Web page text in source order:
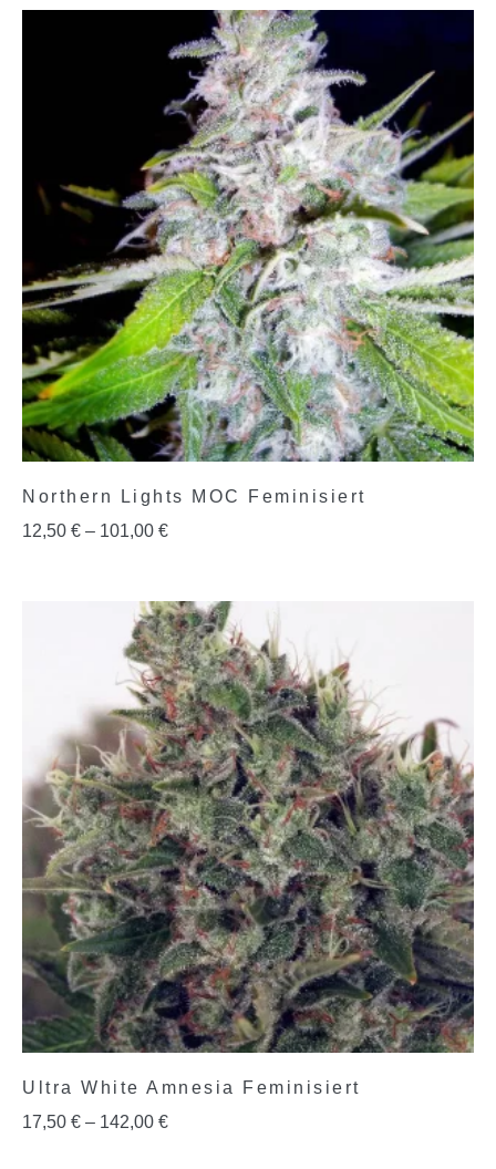
Northern Lights MOC Feminisiert
12,50 € – 101,00 €
Ultra White Amnesia Feminisiert
17,50 € – 142,00 €